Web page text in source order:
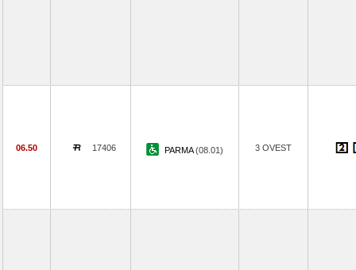
06.50 17406 PARMA(08.01) 3 OVEST